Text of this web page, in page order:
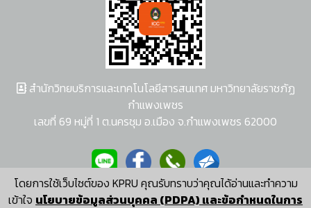
โดยการใช้เว็บไซต์ของ KPRU คุณรับทราบว่าคุณได้อ่านและทำความ
เข้าใจ นโยบายข้อมูลส่วนบุคคล (PDPA) และข้อกำหนดในการ
สำนักวิทยบริการและเทคโนโลยีสารสนเทศ มหาวิทยาลัยราชภัฏ
กำแพงเพชร
เลขที่ 69 หมู่ที่ 1 ต.นครชุม อ.เมือง จ.กำแพงเพชร 62000
ผู้พัฒนาระบบ อนุชา พวงผกา